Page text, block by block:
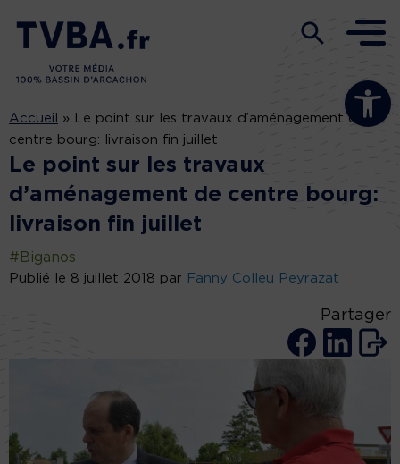
Ouvrir la
Accueil »
Le point sur les travaux d’aménagement de
centre bourg: livraison fin juillet
Le point sur les travaux
d’aménagement de centre bourg:
livraison fin juillet
#Biganos
Publié le 8 juillet 2018 par Fanny Colleu Peyrazat
Partager